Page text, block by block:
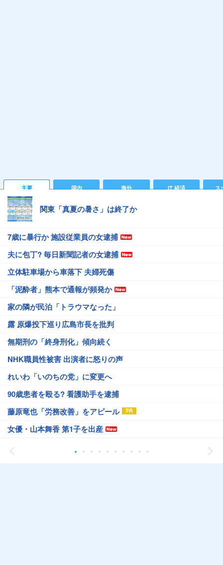
主要 国内 海外 IT 経済 ス
関東「真夏の暑さ」は終了か
7歳に暴行か 施設従業員の女逮捕
夫に包丁? 毎日新聞記者の女逮捕
立体駐車場から車落下 夫婦死傷
「泥酔者」熊本で通報が頻発か
家の隣が民泊「トラウマなった」
露 原爆投下巡り広島市長を批判
無期刑の「終身刑化」傾向続く
NHK職員性被害 出演者に怒りの声
れいわ「いのちの党」に変更へ
90歳患者を殴る? 看護助手を逮捕
藤原竜也「労務改善」をアピール
女優・山本舞香 第1子を出産